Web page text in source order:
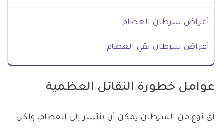
أعراض سرطان العظام
أعراض سرطان نقي العظام
عوامل خطورة النقائل العظمية
أي نوع من السرطان يمكن أن ينتشر إلى العظام، ولكن